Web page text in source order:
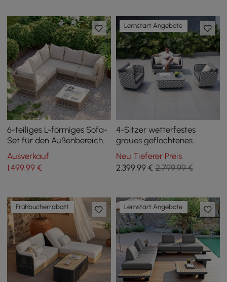
6-teiliges L-förmiges Sofa-
Set für den Außenbereich
aus geflochtenem Seil in
warmem Weiß
Ausverkauf
1.499,99 €
Lernstart Angebote
4-Sitzer wetterfestes
graues geflochtenes
Garten-Loungemöbel
Martic aus Aluminium
Neu Tieferer Preis
2.399,99€ 2.799,99 €
Frühbucherrabatt Lernstart Angebote